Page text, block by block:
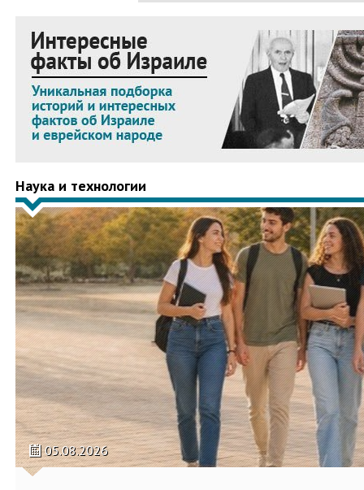
Наука и технологии
05.08.2026